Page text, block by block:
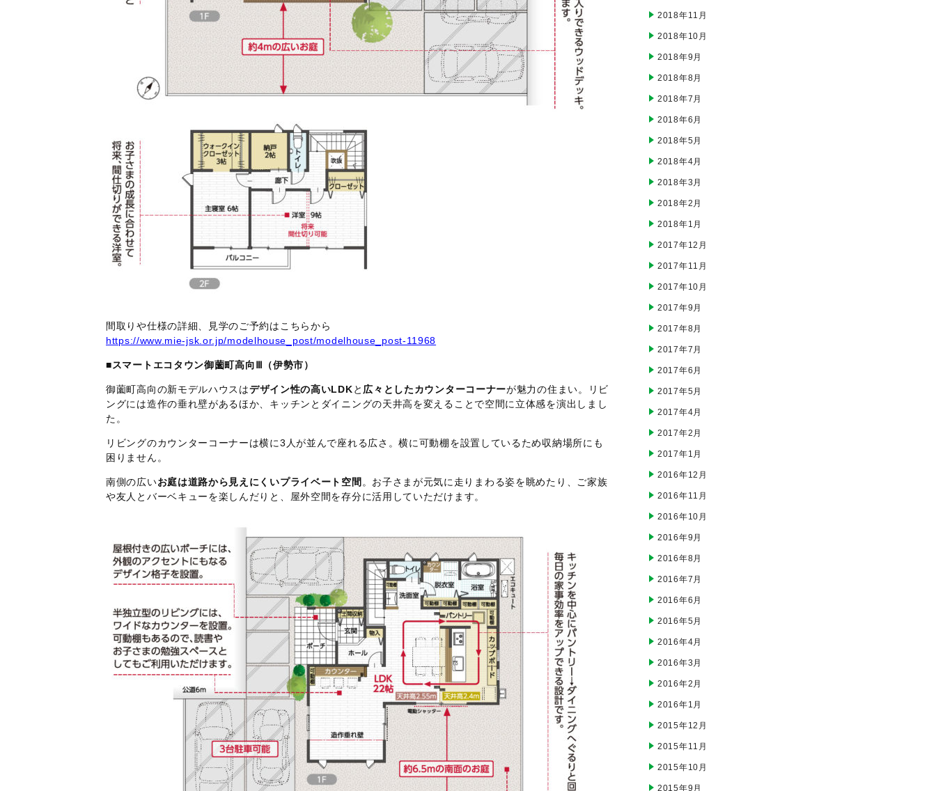
間取りや仕様の詳細、見学のご予約はこちらから
https://www.mie-jsk.or.jp/modelhouse_post/modelhouse_post-11968
■スマートエコタウン御薗町高向Ⅲ（伊勢市）
御薗町高向の新モデルハウスはデザイン性の高いLDKと 広々としたカウンターコーナーが魅力の住まい。リビ
ングには造作の垂れ壁があるほか、キッチンとダイニングの天井高を変えることで空間に立体感を演出しまし
た。
リビングのカウンターコーナーは横に3人が並んで座れる広さ。横に可動棚を設置しているため収納場所にも
困りません。
南側の広いお庭は道路から見えにくいプライベート空間 。お子さまが元気に走りまわる姿を眺めたり、ご家族
や友人とバーベキューを楽しんだりと、屋外空間を存分に活用していただけます。
2018年11月
2018年10月
2018年9月
2018年8月
2018年7月
2018年6月
2018年5月
2018年4月
2018年3月
2018年2月
2018年1月
2017年12月
2017年11月
2017年10月
2017年9月
2017年8月
2017年7月
2017年6月
2017年5月
2017年4月
2017年2月
2017年1月
2016年12月
2016年11月
2016年10月
2016年9月
2016年8月
2016年7月
2016年6月
2016年5月
2016年4月
2016年3月
2016年2月
2016年1月
2015年12月
2015年11月
2015年10月
2015年9月